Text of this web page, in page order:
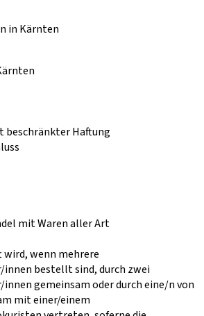
in Kärnten
beschränkter Haftung
mit Waren aller Art
wird, wenn mehrere
innen bestellt sind, durch zwei
innen gemeinsam oder durch eine/n von
mit einer/einem